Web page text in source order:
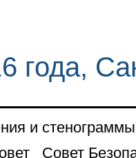
года,
и стенограммы
Совет